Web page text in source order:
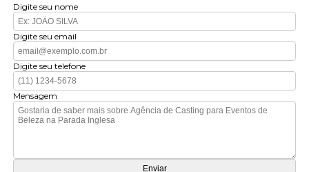
Digite seu nome
Digite seu email
Digite seu telefone
Mensagem